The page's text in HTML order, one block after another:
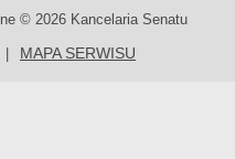
© 2026 Kancelaria Senatu
MAPA SERWISU